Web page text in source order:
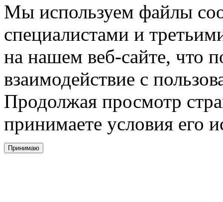
Мы используем файлы
специалистами и
на нашем веб-сайте, что
взаимодействие с
Продолжая просмотр
принимаете условия его
Принимаю